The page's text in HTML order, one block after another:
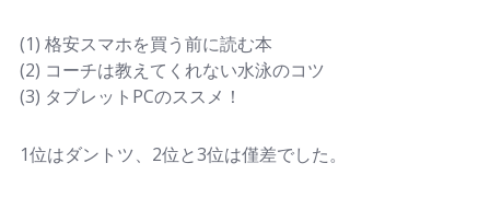
(1) 格安スマホを買う前に読む本
(2) コーチは教えてくれない水泳のコツ
(3) タブレットPCのススメ！
1位はダントツ、2位と3位は僅差でした。